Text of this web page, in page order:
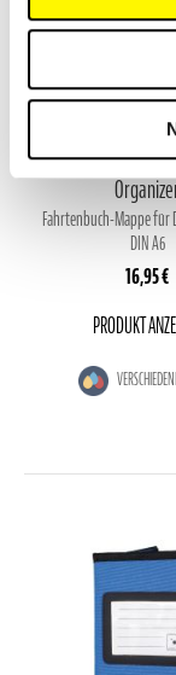
DRIVE
Fahrtenbuch-Mappe für
DIN A6
16,95 €
PRODUKT